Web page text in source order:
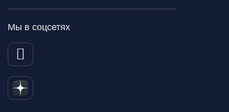
Мы в соцсетях